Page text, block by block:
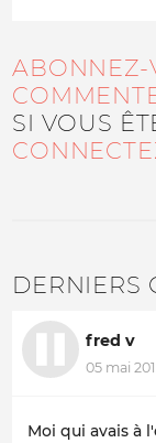
ABONNEZ-
SI VOUS
DERNIERS
fred v
05 mai
Moi qui avais à